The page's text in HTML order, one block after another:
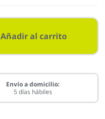
Añadir al carrito
Envío a domicilio:
5 días hábiles